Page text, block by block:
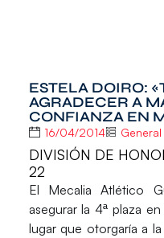
ESTELA DOIRO:
AGRADECER A
CONFIANZA EN
16/04/2014 General
DIVISIÓN DE
22
El Mecalia Atlético
asegurar la 4ª plaza
lugar que otorgaría a